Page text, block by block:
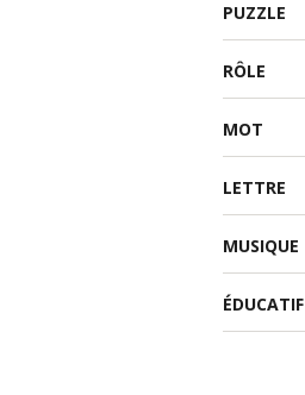
PUZZLE
RÔLE
MOT
LETTRE
MUSIQUE
ÉDUCATIF